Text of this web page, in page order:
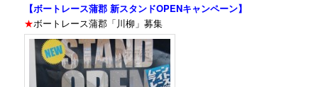
【ボートレース蒲郡 新スタンドOPENキャンペーン】
★ボートレース蒲郡「川柳」募集